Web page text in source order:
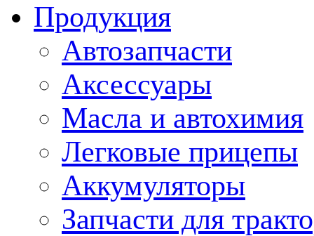
Продукция
Автозапчасти
Аксессуары
Масла и автохимия
Легковые прицепы
Аккумуляторы
Запчасти для